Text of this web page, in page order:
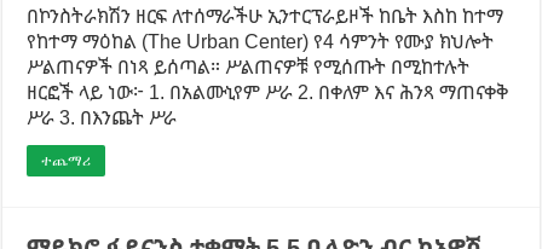
በኮንስትራክሽን ዘርፍ ለተሰማራችሁ ኢንተርፕራይዞች ከቤት እስከ ከተማ
የከተማ ማዕከል (The Urban Center) የ4 ሳምንት የሙያ ክህሎት
ሥልጠናዎች በነጻ ይሰጣል። ሥልጠናዎቹ የሚሰጡት በሚከተሉት
ዘርፎች ላይ ነው፦ 1. በአልሙኒየም ሥራ 2. በቀለም እና ሕንጻ ማጠናቀቅ
ሥራ 3. በእንጨት ሥራ
ተጨማሪ